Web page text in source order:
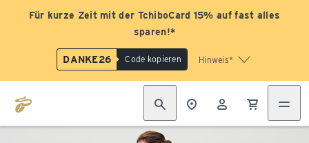
Für kurze Zeit mit der TchiboCard 15% auf fast alles
sparen!*
DANKE26 Code kopieren Hinweis*